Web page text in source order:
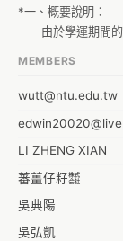
*一、概要說明︰
由於學運期間的
MEMBERS
wutt@ntu.edu.tw
LI ZHENG XIAN
蕃薑仔籽㍿
吳典陽
吳弘凱